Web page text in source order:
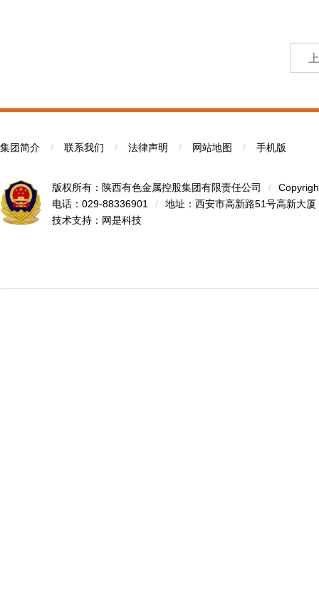
集团简介 / 联系我们 / 法律声明 / 网站地图 / 手机版
版权所有：陕西有色金属控股集团有限责任公司 /
电话：029-88336901
/
地址：西安市高新路51号高新大厦
技术支持： 网是科技